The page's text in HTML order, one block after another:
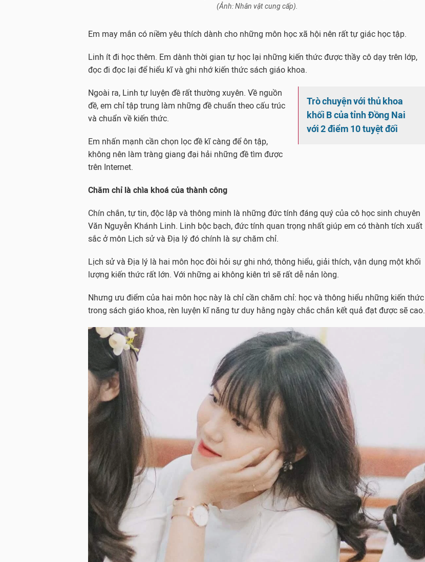
(Ảnh: Nhân vật cung cấp).
Em may mắn có niềm yêu thích dành cho những môn học xã hội nên rất tự giác học tập.
Linh ít đi học thêm. Em dành thời gian tự học lại những kiến thức được thầy cô dạy trên lớp,
đọc đi đọc lại để hiểu kĩ và ghi nhớ kiến thức sách giáo khoa.
Trò chuyện với thủ khoa
khối B của tỉnh Đồng Nai
với 2 điểm 10 tuyệt đối
Ngoài ra, Linh tự luyện đề rất thường xuyên. Về nguồn
đề, em chỉ tập trung làm những đề chuẩn theo cấu trúc
và chuẩn về kiến thức.
Em nhấn mạnh cần chọn lọc đề kĩ càng để ôn tập,
không nên làm tràng giang đại hải những đề tìm được
trên Internet.
Chăm chỉ là chìa khoá của thành công
Chín chắn, tự tin, độc lập và thông minh là những đức tính đáng quý của cô học sinh chuyên
Văn Nguyễn Khánh Linh. Linh bộc bạch, đức tính quan trọng nhất giúp em có thành tích xuất
sắc ở môn Lịch sử và Địa lý đó chính là sự chăm chỉ.
Lịch sử và Địa lý là hai môn học đòi hỏi sự ghi nhớ, thông hiểu, giải thích, vận dụng một khối
lượng kiến thức rất lớn. Với những ai không kiên trì sẽ rất dễ nản lòng.
Nhưng ưu điểm của hai môn học này là chỉ cần chăm chỉ: học và thông hiểu những kiến thức
trong sách giáo khoa, rèn luyện kĩ năng tư duy hằng ngày chắc chắn kết quả đạt được sẽ cao.